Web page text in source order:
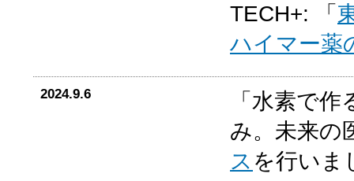
TECH+: 「
ハイマー薬
2024.9.6
「水素で
み。未来
ス を行いま